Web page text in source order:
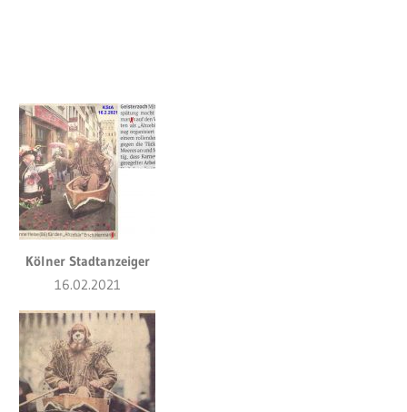
Kölner Stadtanzeiger
16.02.2021